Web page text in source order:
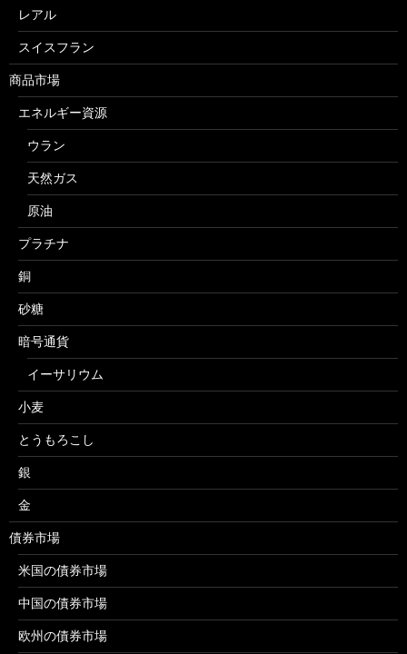
レアル
スイスフラン
商品市場
エネルギー資源
ウラン
天然ガス
原油
プラチナ
銅
砂糖
暗号通貨
イーサリウム
小麦
とうもろこし
銀
金
債券市場
米国の債券市場
中国の債券市場
欧州の債券市場